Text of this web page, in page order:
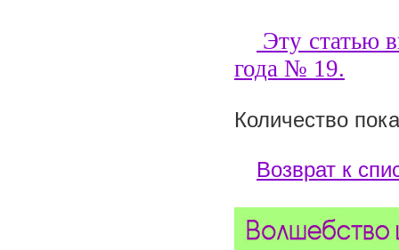
Эту статью
года № 19.
Количество
Возврат к